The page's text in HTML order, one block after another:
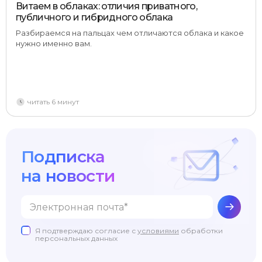
Витаем в облаках: отличия приватного,
публичного и гибридного облака
Разбираемся на пальцах чем отличаются облака и какое
нужно именно вам.
читать 6 минут
Подписка
на новости
Я подтверждаю согласие с условиями обработки
персональных данных